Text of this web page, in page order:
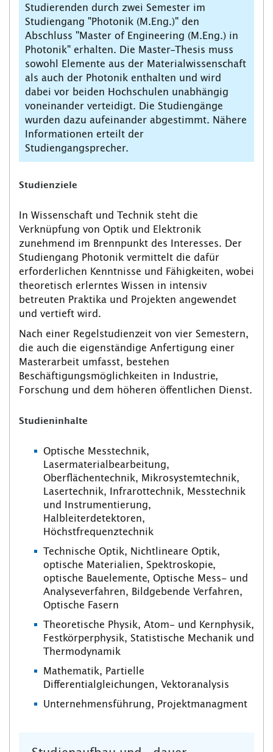
Studierenden durch zwei Semester im
Studiengang "Photonik (M.Eng.)" den
Abschluss "Master of Engineering (M.Eng.) in
Photonik" erhalten. Die Master-Thesis muss
sowohl Elemente aus der Materialwissenschaft
als auch der Photonik enthalten und wird
dabei vor beiden Hochschulen unabhängig
voneinander verteidigt. Die Studiengänge
wurden dazu aufeinander abgestimmt. Nähere
Informationen erteilt der
Studiengangsprecher.
Studienziele
In Wissenschaft und Technik steht die
Verknüpfung von Optik und Elektronik
zunehmend im Brennpunkt des Interesses. Der
Studiengang Photonik vermittelt die dafür
erforderlichen Kenntnisse und Fähigkeiten, wobei
theoretisch erlerntes Wissen in intensiv
betreuten Praktika und Projekten angewendet
und vertieft wird.
Nach einer Regelstudienzeit von vier Semestern,
die auch die eigenständige Anfertigung einer
Masterarbeit umfasst, bestehen
Beschäftigungsmöglichkeiten in Industrie,
Forschung und dem höheren öffentlichen Dienst.
Studieninhalte
Optische Messtechnik,
Lasermaterialbearbeitung,
Oberflächentechnik, Mikrosystemtechnik,
Lasertechnik, Infrarottechnik, Messtechnik
und Instrumentierung,
Halbleiterdetektoren,
Höchstfrequenztechnik
Technische Optik, Nichtlineare Optik,
optische Materialien, Spektroskopie,
optische Bauelemente, Optische Mess- und
Analyseverfahren, Bildgebende Verfahren,
Optische Fasern
Theoretische Physik, Atom- und Kernphysik,
Festkörperphysik, Statistische Mechanik und
Thermodynamik
Mathematik, Partielle
Differentialgleichungen, Vektoranalysis
Unternehmensführung, Projektmanagment